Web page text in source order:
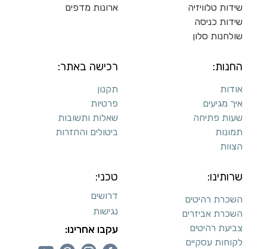
שידות טלוויזיה
שידות כניסה
שולחנות סלון
ארונות מדפים
החנות:
אודות
איך מגיעים
שעות פתיחה
תמונות
הצוות
רכישה באתר:
תקנון
פרטיות
שאלות ותשובות
ביטולים והחזרות
שרותינו:
השכרת רהיטים
השכרת אביזרים
צביעת רהיטים
לקוחות עסקיים
טכני:
דרושים
נגישות
עקבו אחרינו: